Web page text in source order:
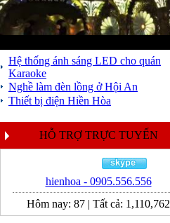
Hệ thống ánh sáng LED cho quán
Karaoke
Nghề làm đèn lồng ở Hội An
Thiết bị điện Hiền Hòa
HỖ TRỢ TRỰC TUYẾN
hienhoa - 0905.556.556
Hôm nay: 87 | Tất cả: 1,110,762